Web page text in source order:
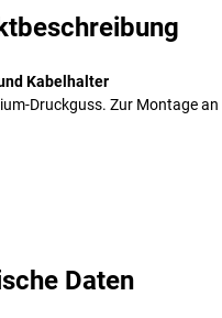
Kabelhalter
Druckguss. Zur Montage
Daten